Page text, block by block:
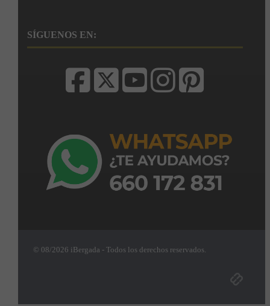
SÍGUENOS EN:
© 08/2026 iBergada - Todos los derechos reservados.